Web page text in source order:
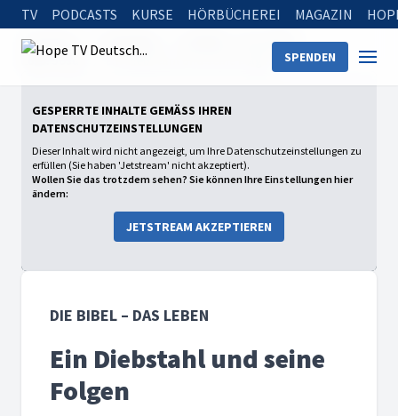
TV PODCASTS KURSE HÖRBÜCHEREI MAGAZIN
SPENDEN
Startseite
Die Bibel – Das Leben
2025: Josua
Ein Diebstahl und seine Folgen
GESPERRTE INHALTE GEMÄSS IHREN D
ATENSCHUTZEINSTELLUNGEN
Dieser Inhalt wird nicht angezeigt, um Ihre Datenschutzeinstellungen zu
erfüllen (Sie haben 'Jetstream' nicht akzeptiert).
Wollen Sie das trotzdem sehen? Sie können Ihre Einstellungen hier
ändern:
JETSTREAM AKZEPTIEREN
DIE BIBEL – DAS LEBEN
Ein Diebstahl und seine
Folgen